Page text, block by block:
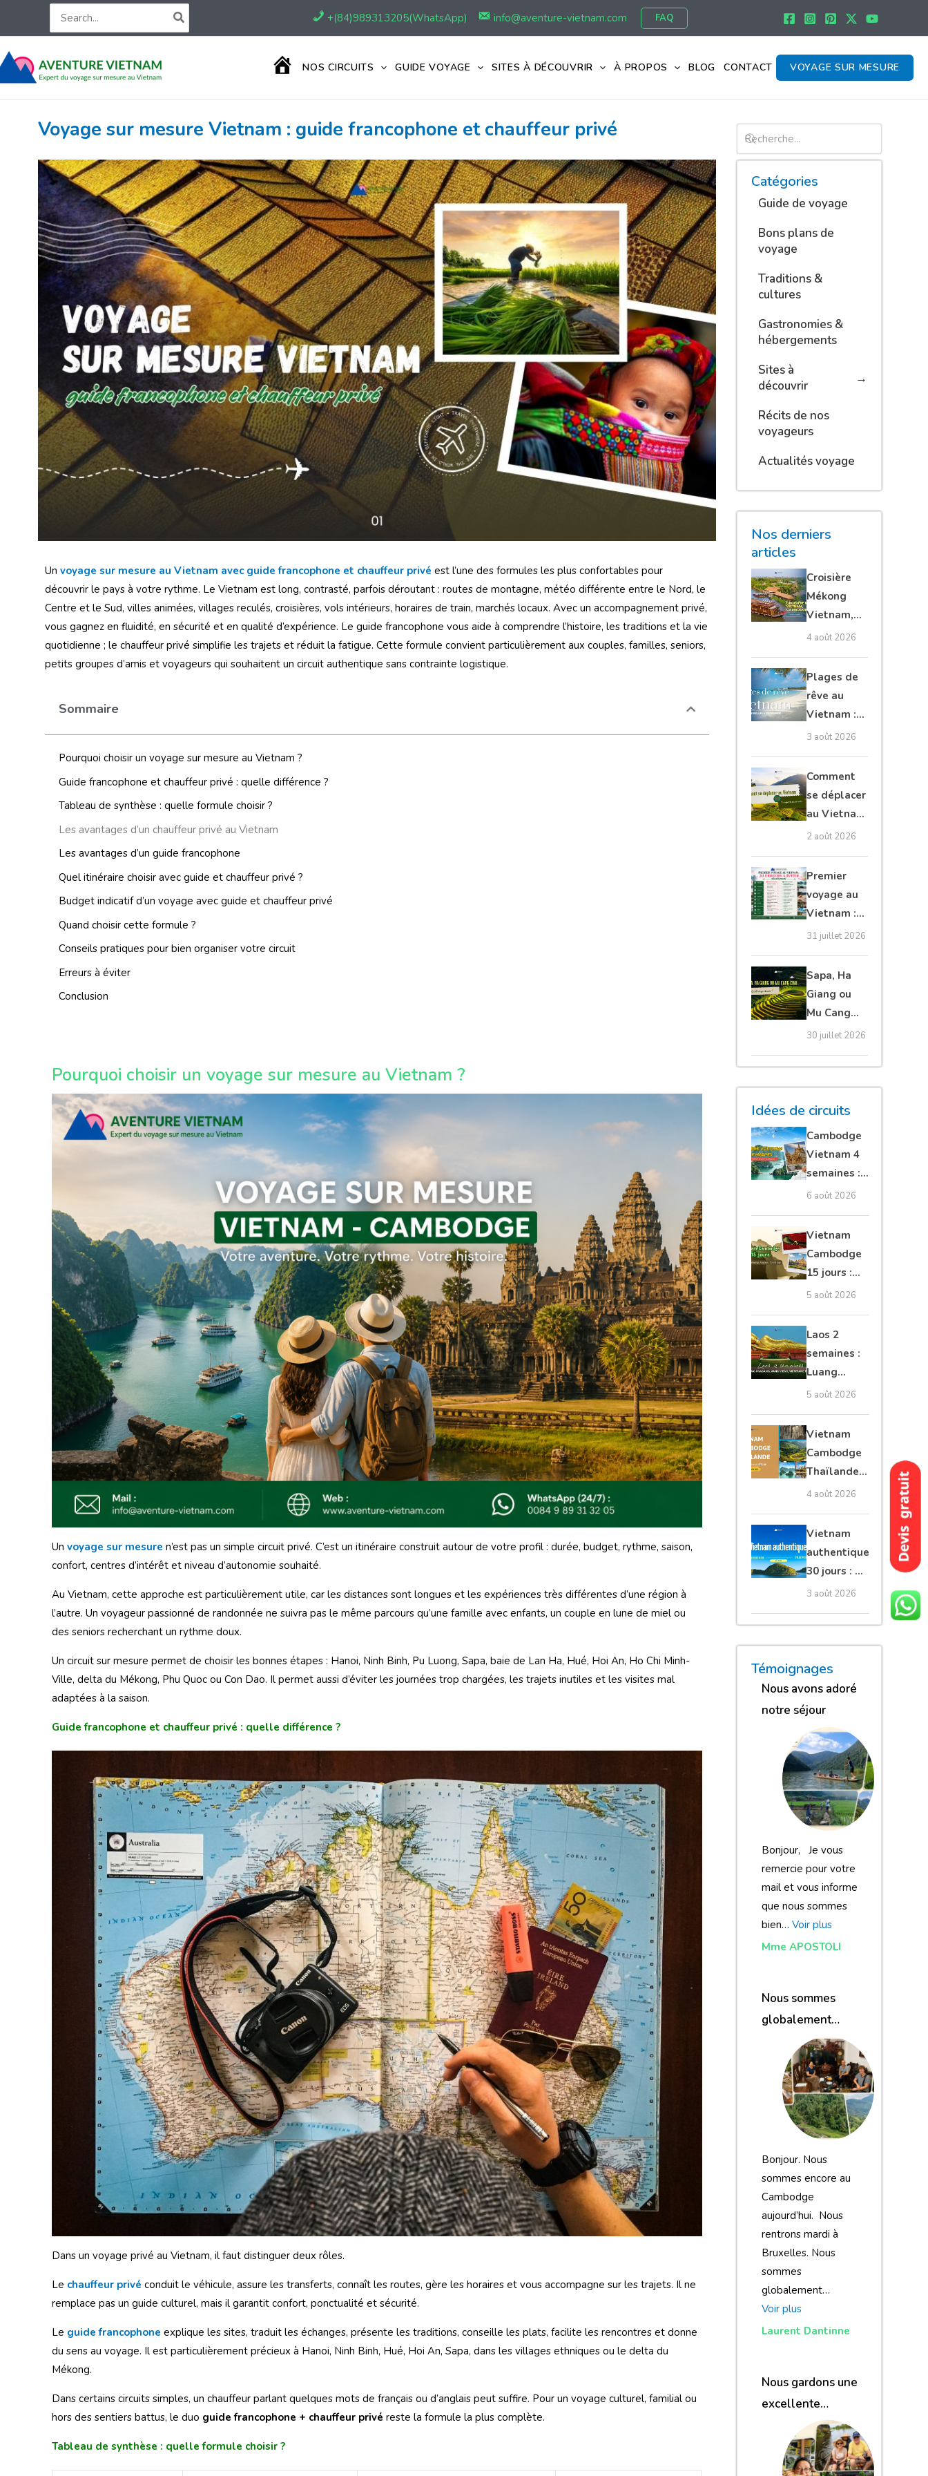
Search
for:
+(84)989313205(WhatsApp) info@aventure-vietnam.com FAQ
U
I
L
NOS CIRCUITS GUIDE VOYAGE SITES À DÉCOUVRIR À PROPOS BLOG CONTACT VOYAGE SUR MESURE
Voyage sur mesure Vietnam : guide francophone et chauffeur privé
Un voyage sur mesure au Vietnam avec guide francophone et chauffeur privé est l’une des formules les plus confortables pour
découvrir le pays à votre rythme. Le Vietnam est long, contrasté, parfois déroutant : routes de montagne, météo différente entre le Nord, le
Centre et le Sud, villes animées, villages reculés, croisières, vols intérieurs, horaires de train, marchés locaux. Avec un accompagnement privé,
vous gagnez en fluidité, en sécurité et en qualité d’expérience. Le guide francophone vous aide à comprendre l’histoire, les traditions et la vie
quotidienne ; le chauffeur privé simplifie les trajets et réduit la fatigue. Cette formule convient particulièrement aux couples, familles, seniors,
petits groupes d’amis et voyageurs qui souhaitent un circuit authentique sans contrainte logistique.
Sommaire
Pourquoi choisir un voyage sur mesure au Vietnam ?
Guide francophone et chauffeur privé : quelle différence ?
Tableau de synthèse : quelle formule choisir ?
Les avantages d’un chauffeur privé au Vietnam
Les avantages d’un guide francophone
Quel itinéraire choisir avec guide et chauffeur privé ?
Budget indicatif d’un voyage avec guide et chauffeur privé
Quand choisir cette formule ?
Conseils pratiques pour bien organiser votre circuit
Erreurs à éviter
Conclusion
Pourquoi choisir un voyage sur mesure au Vietnam ?
Un voyage sur mesure n’est pas un simple circuit privé. C’est un itinéraire construit autour de votre profil : durée, budget, rythme, saison,
confort, centres d’intérêt et niveau d’autonomie souhaité.
Au Vietnam, cette approche est particulièrement utile, car les distances sont longues et les expériences très différentes d’une région à
l’autre. Un voyageur passionné de randonnée ne suivra pas le même parcours qu’une famille avec enfants, un couple en lune de miel ou
des seniors recherchant un rythme doux.
Un circuit sur mesure permet de choisir les bonnes étapes : Hanoi, Ninh Binh, Pu Luong, Sapa, baie de Lan Ha, Hué, Hoi An, Ho Chi Minh-
Ville, delta du Mékong, Phu Quoc ou Con Dao. Il permet aussi d’éviter les journées trop chargées, les trajets inutiles et les visites mal
adaptées à la saison.
Guide francophone et chauffeur privé : quelle différence ?
Dans un voyage privé au Vietnam, il faut distinguer deux rôles.
Le chauffeur privé conduit le véhicule, assure les transferts, connaît les routes, gère les horaires et vous accompagne sur les trajets. Il ne
remplace pas un guide culturel, mais il garantit confort, ponctualité et sécurité.
Le guide francophone explique les sites, traduit les échanges, présente les traditions, conseille les plats, facilite les rencontres et donne
du sens au voyage. Il est particulièrement précieux à Hanoi, Ninh Binh, Hué, Hoi An, Sapa, dans les villages ethniques ou le delta du
Mékong.
Dans certains circuits simples, un chauffeur parlant quelques mots de français ou d’anglais peut suffire. Pour un voyage culturel, familial ou
hors des sentiers battus, le duo guide francophone + chauffeur privé reste la formule la plus complète.
Tableau de synthèse : quelle formule choisir ?
Catégories
Guide de voyage
Bons plans de
voyage
Traditions &
cultures
Gastronomies &
hébergements
Sites à
découvrir
Récits de nos
voyageurs
Actualités voyage
Nos derniers
articles
Croisière
Mékong
Vietnam,
Cambodge
guide
complet
4 août 2026
Plages de
rêve au
Vietnam :
les plus
découvrir
3 août 2026
Comment
se déplacer
au Vietnam
: transports
2 août 2026
Premier
voyage au
Vietnam :
20 erreurs à
absolument
31 juillet 2026
Sapa, Ha
Giang ou
Mu Cang
Chai :
étape
choisir ?
30 juillet 2026
Idées de circuits
Cambodge
Vietnam 4
semaines :
Angkor,
secret &
Mékong
6 août 2026
Vietnam
Cambodge
15 jours :
Hanoi,
Angkor,
Tonlé Sap
5 août 2026
Laos 2
semaines :
Luang
Prabang,
Vientiane
privé
5 août 2026
Vietnam
Cambodge
Thaïlande
35 jours :
trésors
d’Asie
4 août 2026
Vietnam
authentique
30 jours : Du
nord secret
plage Phu
Quoc
3 août 2026
Témoignages
Nous avons adoré
notre séjour
Bonjour, Je vous
remercie pour votre
mail et vous informe
que nous sommes
bien… Voir plus
« Nous avons adoré
Mme APOSTOLI
Nous sommes
globalement
satisfaits du
voyage
Bonjour. Nous
sommes encore au
Cambodge
aujourd’hui. Nous
rentrons mardi à
Bruxelles. Nous
sommes
globalement…
Voir plus
« Nous sommes
Laurent Dantinne
Nous gardons une
excellente
impression de
notre voyage et de
votre agence
« Nous gardons une